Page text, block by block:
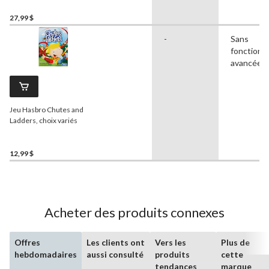
plus
27,99 $
Jeu Hasbro Chutes and
Ladders, choix variés
12,99 $
-
Sans
avancées
Acheter des produits connexes
Offres
hebdomadaires
Les clients ont
aussi consulté
Vers les
produits
tendances
Plus de
cette
marque